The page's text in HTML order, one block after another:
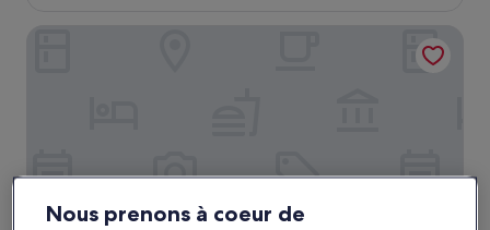
de
137 €
Nous prenons à coeur de